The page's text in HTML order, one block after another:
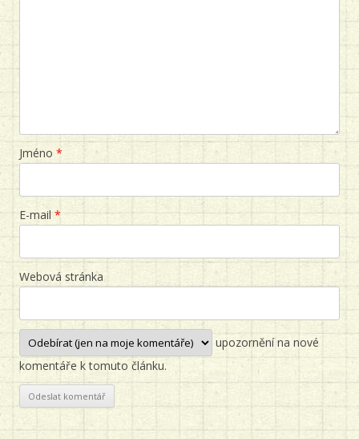
Jméno *
E-mail *
Webová stránka
upozornění na nové
komentáře k tomuto článku.